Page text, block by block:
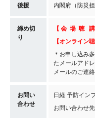
後援 内閣府（防災
締め切
り
【 会 場 聴
【オンライン
＊お申し込み
たメールアド
メールのご連
お問い
合わせ
日経 予防イン
お問い合わせ先